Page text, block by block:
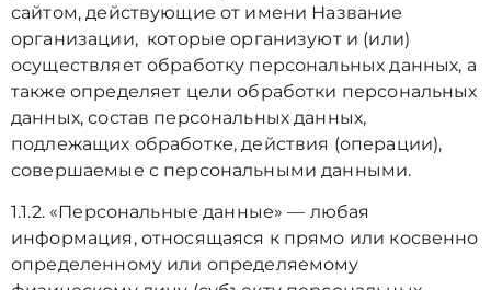
сайтом, действующие от имени Название
организации, которые организуют и (или)
осуществляет обработку персональных данных, а
также определяет цели обработки персональных
данных, состав персональных данных,
подлежащих обработке, действия (операции),
совершаемые с персональными данными.
1.1.2. «Персональные данные» — любая
информация, относящаяся к прямо или косвенно
определенному или определяемому